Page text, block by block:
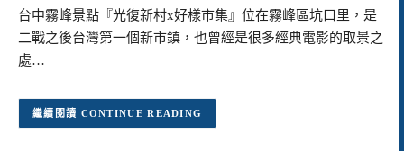
台中霧峰景點『光復新村x好樣市集』位在霧峰區坑口里，是
二戰之後台灣第一個新市鎮，也曾經是很多經典電影的取景之
處…
CONTINUE READING